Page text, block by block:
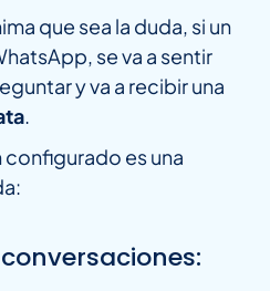
que sea la duda, si un
se va a sentir
y va a recibir una
.
es una